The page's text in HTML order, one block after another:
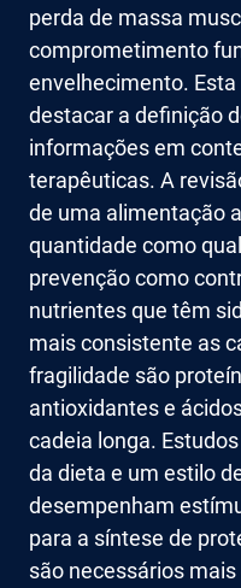
perda de massa
comprometimento
envelhecimento.
destacar a definição
informações em
terapêuticas. A
de uma alimentação
quantidade como
prevenção como
nutrientes que têm
mais consistente as
fragilidade são
antioxidantes e
cadeia longa.
da dieta e um estilo
desempenham
para a síntese de
são necessários